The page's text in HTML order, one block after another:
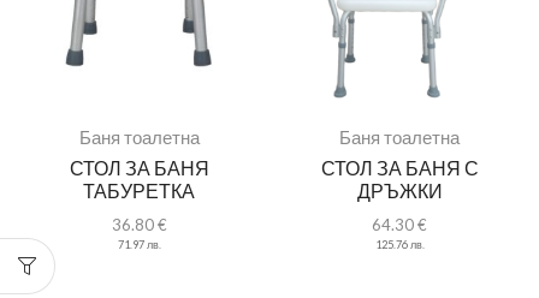
Баня тоалетна
СТОЛ ЗА БАНЯ
ТАБУРЕТКА
36.80€
71.97 лв.
Баня тоалетна
СТОЛ ЗА БАНЯ С
ДРЪЖКИ
64.30€
125.76 лв.